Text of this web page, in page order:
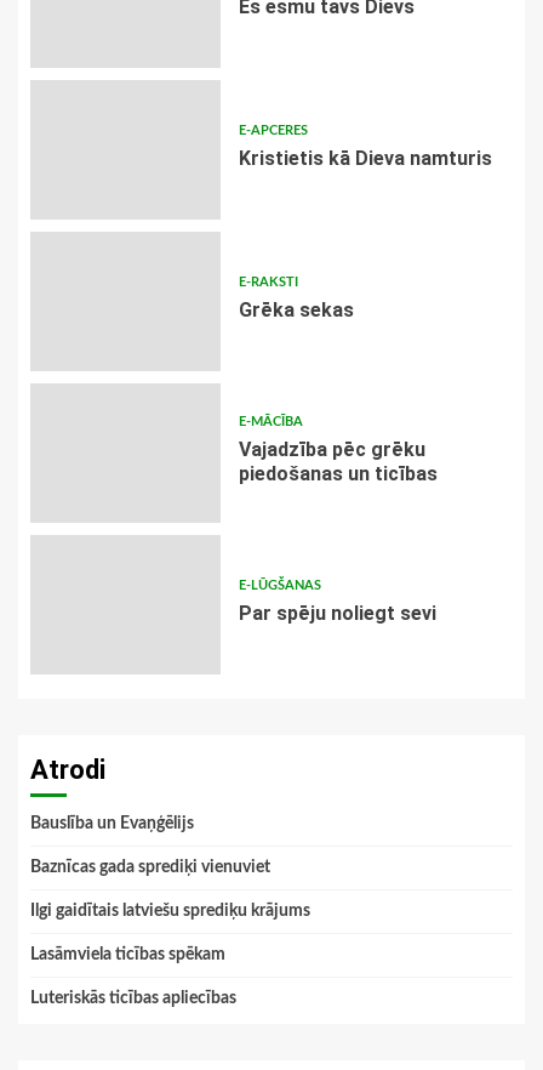
Es esmu tavs Dievs
E-APCERES
Kristietis kā Dieva namturis
E-RAKSTI
Grēka sekas
E-MĀCĪBA
Vajadzība pēc grēku
piedošanas un ticības
E-LŪGŠANAS
Par spēju noliegt sevi
Atrodi
Bauslība un Evaņģēlijs
Baznīcas gada sprediķi vienuviet
Ilgi gaidītais latviešu sprediķu krājums
Lasāmviela ticības spēkam
Luteriskās ticības apliecības